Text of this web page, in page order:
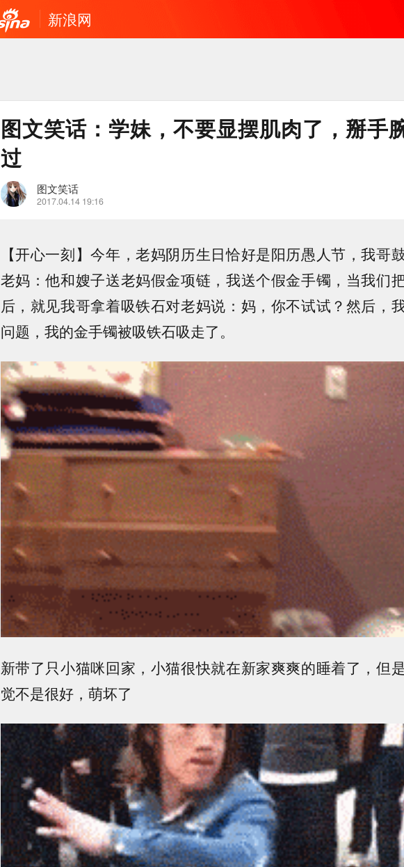
新浪网
图文笑话：学妹，不要显摆肌肉了，掰手
过
图文笑话
2017.04.14 19:16
【开心一刻】今年，老妈阴历生日恰好是阳历愚人节，我哥
老妈：他和嫂子送老妈假金项链，我送个假金手镯，当我们
后，就见我哥拿着吸铁石对老妈说：妈，你不试试？然后，
问题，我的金手镯被吸铁石吸走了。
新带了只小猫咪回家，小猫很快就在新家爽爽的睡着了，但
觉不是很好，萌坏了